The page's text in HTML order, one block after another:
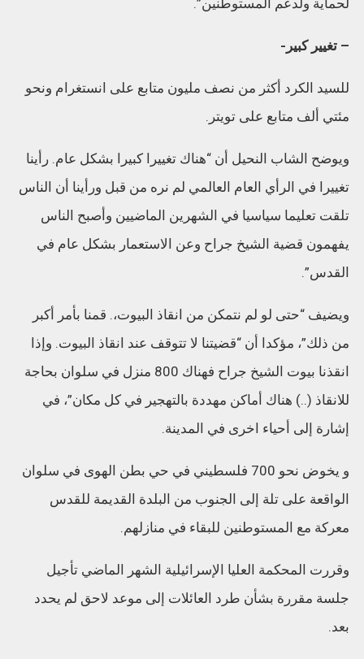
– تغيير كبير-
للسيد الكرد أكثر من نصف مليون متابع على انستغرام ونحو
مئتي ألف متابع على تويتر.
ويوضح الشاب النحيل أن “هناك تغييرا كبيرا بشكل عام. رأينا
تغييرا في الرأي العام العالمي لم نره من قبل ورأينا أن الناس
تلقت تعليما سياسيا في الشهرين الماضيين وأصبح الناس
يفهمون قضية الشيخ جراح وعن الاستعمار بشكل عام في
القدس”.
ويضيف “حتى لو لم نتمكن من انقاذ البيوت،. قمنا بأمر أكبر
من ذلك”، مؤكدا أن “قضيتنا لا تتوقف عند انقاذ البيوت. وإذا
انقذنا بيوت الشيخ جراح فهناك 800 منزل في سلوان بحاجة
للانقاذ (..) هناك أماكن مهددة بالتهجير في كل مكان”، في
إشارة إلى أحياء اخرى في المدينة.
و يخوض نحو 700 فلسطيني في حي بطن الهوى في سلوان
الواقعة على تلة إلى الجنوب من البلدة القديمة للقدس
معركة مع المستوطنين للبقاء في منازلهم.
وقررت المحكمة العليا الإسرائيلية الشهر الماضي تأجيل
جلسة مقررة بشأن طرد العائلات إلى موعد لاحق لم يحدد
بعد.